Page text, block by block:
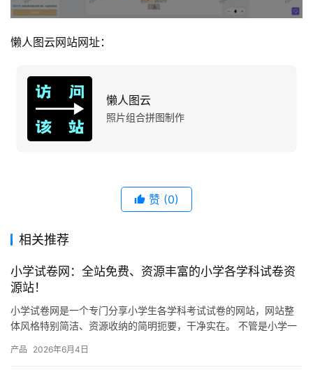
懒人图云网站网址：
懒人图云
照片组合拼图制作
赞 (0)
相关推荐
小学试卷网：全站免费、资源丰富的小学各学科试卷资
源站！
小学试卷网是一个专门分享小学生各学科考试试卷的网站，网站整
体风格特别简洁、资源收纳的简明扼要，干净实在。 不管是小学一
都有…
产品 2026年6月4日